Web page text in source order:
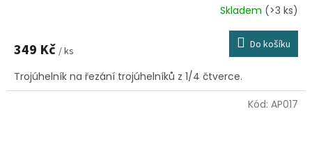
Skladem (>3 ks)
349 Kč / ks Do košíku
Trojúhelník na řezání trojúhelníků z 1/4 čtverce.
Kód: AP017